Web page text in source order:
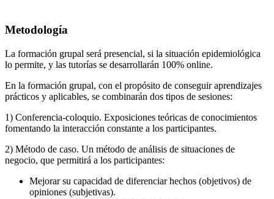
Metodología
La formación grupal será presencial, si la situación epidemiológica
lo permite, y las tutorías se desarrollarán 100% online.
En la formación grupal, con el propósito de conseguir aprendizajes
prácticos y aplicables, se combinarán dos tipos de sesiones:
1) Conferencia-coloquio. Exposiciones teóricas de conocimientos
fomentando la interacción constante a los participantes.
2) Método de caso. Un método de análisis de situaciones de
negocio, que permitirá a los participantes:
Mejorar su capacidad de diferenciar hechos (objetivos) de
opiniones (subjetivas).